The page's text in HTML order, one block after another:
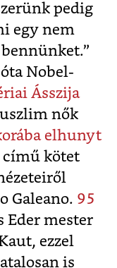
pedig
egy nem
Nobel-
Ásszija
nők
elhunyt
című kötet
Galeano. 95
Eder mester
ezzel
is